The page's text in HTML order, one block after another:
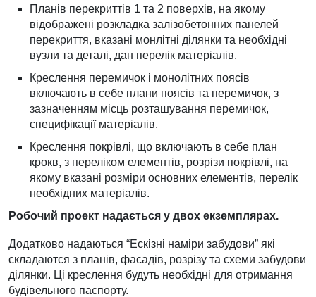
Планів перекриттів 1 та 2 поверхів, на якому
відображені розкладка залізобетонних панелей
перекриття, вказані монлітні ділянки та необхідні
вузли та деталі, дан перелік матеріалів.
Креслення перемичок і монолітних поясів
включають в себе плани поясів та перемичок, з
зазначенням місць розташування перемичок,
специфікації матеріалів.
Креслення покрівлі, що включають в себе план
крокв, з переліком елементів, розрізи покрівлі, на
якому вказані розміри основних елементів, перелік
необхідних матеріалів.
Робочий проект надається у двох екземплярах.
Додатково надаються “Ескізні наміри забудови” які
складаются з планів, фасадів, розрізу та схеми забудови
ділянки. Ці креслення будуть необхідні для отримання
будівельного паспорту.